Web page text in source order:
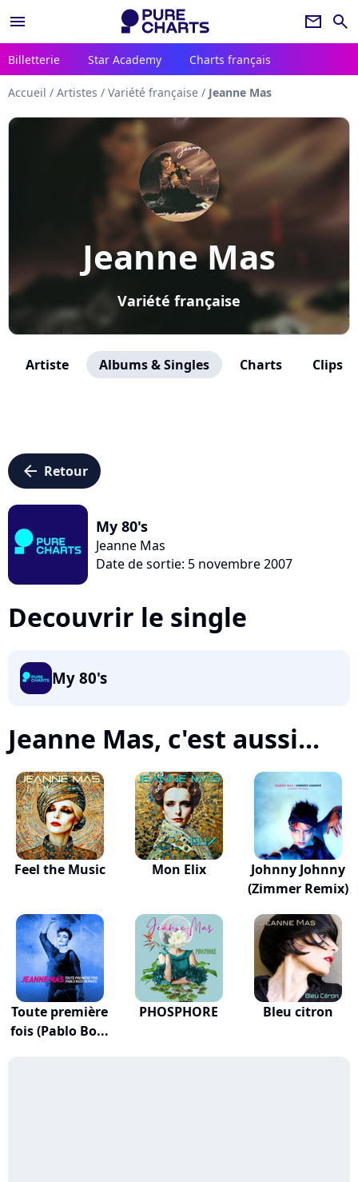
menu newsletter search
Billetterie Star Academy Charts français
Accueil / Artistes / Variété française / Jeanne Mas
Jeanne Mas
Variété française
Artiste Albums & Singles Charts Clips
arrow_left Retour
My 80's
Jeanne Mas
Date de sortie: 5 novembre 2007
Decouvrir le single
My 80's
Jeanne Mas, c'est aussi...
Feel the Music Mon Elix
Johnny Johnny
(Zimmer Remix)
Toute première
fois (Pablo Bo...
PHOSPHORE Bleu citron